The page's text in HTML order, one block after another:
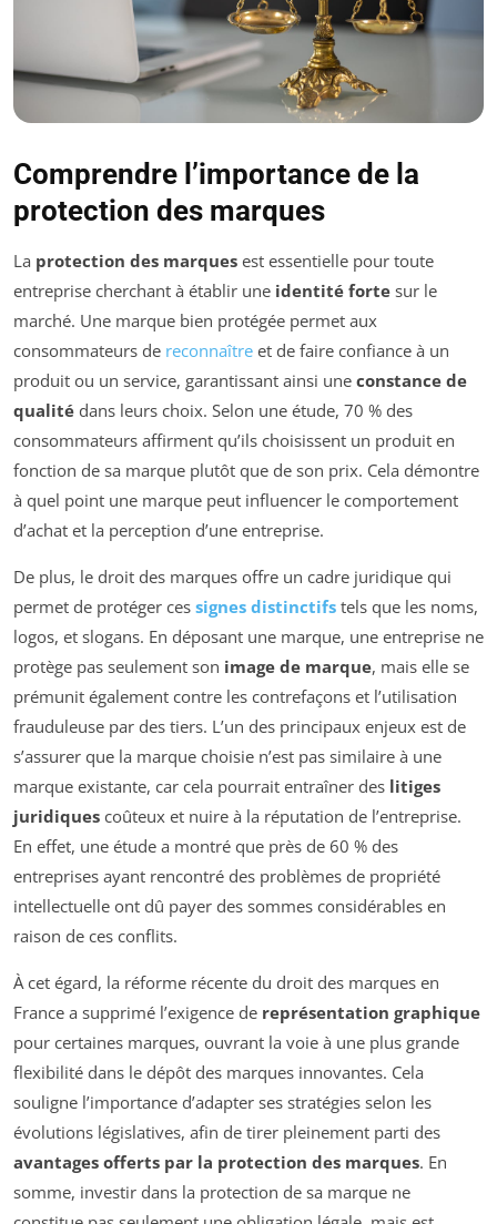
Comprendre l’importance de la
protection des marques
La protection des marques est essentielle pour toute
entreprise cherchant à établir une identité forte sur le
marché. Une marque bien protégée permet aux
consommateurs de reconnaître et de faire confiance à un
produit ou un service, garantissant ainsi une constance de
qualité dans leurs choix. Selon une étude, 70 % des
consommateurs affirment qu’ils choisissent un produit en
fonction de sa marque plutôt que de son prix. Cela démontre
à quel point une marque peut influencer le comportement
d’achat et la perception d’une entreprise.
De plus, le droit des marques offre un cadre juridique qui
permet de protéger ces signes distinctifs tels que les noms,
logos, et slogans. En déposant une marque, une entreprise ne
protège pas seulement son image de marque, mais elle se
prémunit également contre les contrefaçons et l’utilisation
frauduleuse par des tiers. L’un des principaux enjeux est de
s’assurer que la marque choisie n’est pas similaire à une
marque existante, car cela pourrait entraîner des litiges
juridiques coûteux et nuire à la réputation de l’entreprise.
En effet, une étude a montré que près de 60 % des
entreprises ayant rencontré des problèmes de propriété
intellectuelle ont dû payer des sommes considérables en
raison de ces conflits.
À cet égard, la réforme récente du droit des marques en
France a supprimé l’exigence de représentation graphique
pour certaines marques, ouvrant la voie à une plus grande
flexibilité dans le dépôt des marques innovantes. Cela
souligne l’importance d’adapter ses stratégies selon les
évolutions législatives, afin de tirer pleinement parti des
avantages offerts par la protection des marques. En
somme, investir dans la protection de sa marque ne